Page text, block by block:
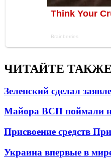
ЧИТАЙТЕ ТАКЖЕ
Зеленский сделал
Майора ВСП поймали
Присвоение средств
Украина впервые в